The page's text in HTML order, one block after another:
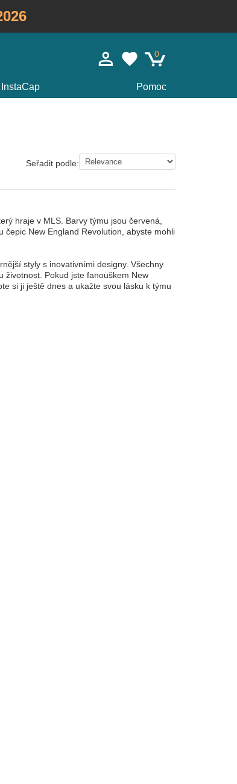
0
InstaCap Pomoc
Seřadit podle:
hraje v MLS. Barvy týmu jsou červená,
New England Revolution, abyste mohli
styly s inovativními designy. Všechny
životnost. Pokud jste fanouškem New
si ji ještě dnes a ukažte svou lásku k týmu